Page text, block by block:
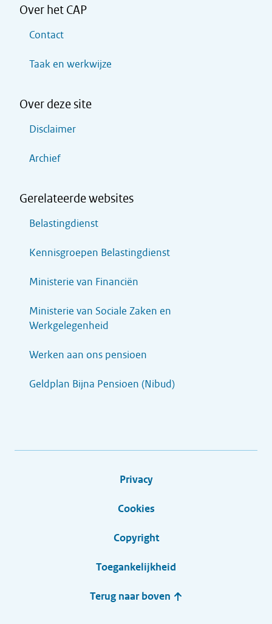
Over het CAP
Contact
Taak en werkwijze
Over deze site
Disclaimer
Archief
Gerelateerde websites
Belastingdienst
Kennisgroepen Belastingdienst
Ministerie van Financiën
Ministerie van Sociale Zaken en
Werkgelegenheid
Werken aan ons pensioen
Geldplan Bijna Pensioen (Nibud)
Privacy
Cookies
Copyright
Toegankelijkheid
Terug naar boven